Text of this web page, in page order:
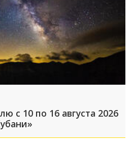
с 10 по 16 августа 2026